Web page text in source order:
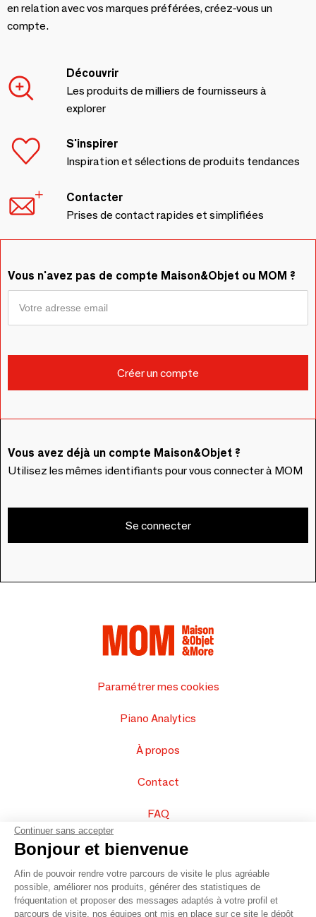
en relation avec vos marques préférées, créez-vous un
compte.
Découvrir
Les produits de milliers de fournisseurs à
explorer
S'inspirer
Inspiration et sélections de produits tendances
Contacter
Prises de contact rapides et simplifiées
Vous n'avez pas de compte Maison&Objet ou MOM ?
Vous avez déjà un compte Maison&Objet ?
Utilisez les mêmes identifiants pour vous connecter à MOM
Se connecter
Paramétrer mes cookies
Piano Analytics
À propos
Contact
FAQ
Vendez vos produits
Plan du site
Continuer sans accepter
Bonjour et bienvenue
Afin de pouvoir rendre votre parcours de visite le plus agréable
possible, améliorer nos produits, générer des statistiques de
fréquentation et proposer des messages adaptés à votre profil et
parcours de visite, nos équipes ont mis en place sur ce site le dépôt